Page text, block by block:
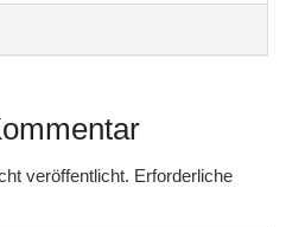
veröffentlicht. Erforderliche